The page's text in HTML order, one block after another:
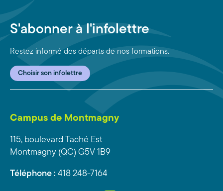
S'abonner à l'infolettre
Restez informé des départs de nos formations.
Choisir son infolettre
Campus de Montmagny
115, boulevard Taché Est
Montmagny (QC) G5V 1B9
Téléphone : 418 248-7164